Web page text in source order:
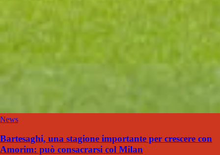
News
Bartesaghi, una stagione importante per crescere con
Amorim: può consacrarsi col Milan